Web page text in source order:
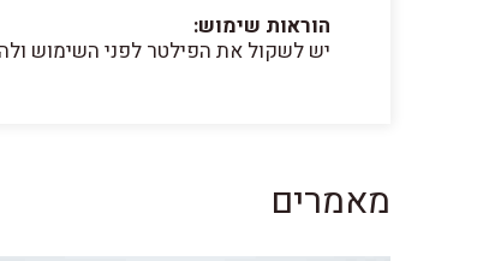
הוראות שימוש:
יש לשקול את הפילטר לפני השימוש
מאמרים